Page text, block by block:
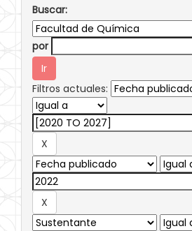
Buscar:
por
Filtros actuales: